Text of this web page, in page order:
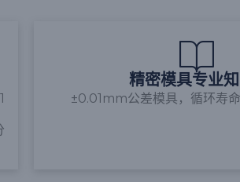
精密模具专业
±0.01mm公差模具，循环寿